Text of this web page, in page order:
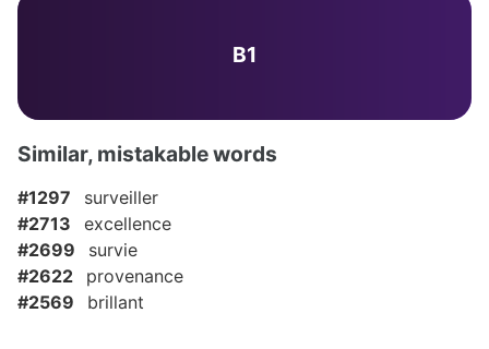
B1
Similar, mistakable words
#1297
surveiller
#2713
excellence
#2699
survie
#2622
provenance
#2569
brillant